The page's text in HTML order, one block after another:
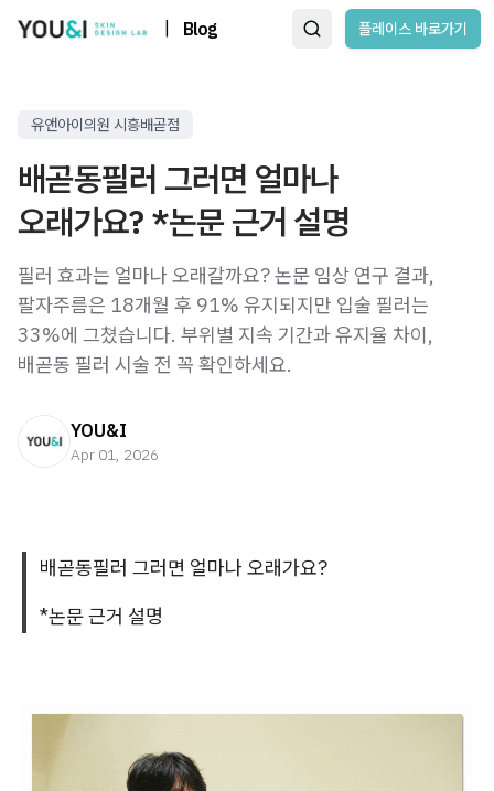
Blog 플레이스 바로가기
유앤아이의원 시흥배곧점
배곧동필러 그러면 얼마나
오래가요? *논문 근거 설명
필러 효과는 얼마나 오래갈까요? 논문 임상 연구 결과,
팔자주름은 18개월 후 91% 유지되지만 입술 필러는
33%에 그쳤습니다. 부위별 지속 기간과 유지율 차이,
배곧동 필러 시술 전 꼭 확인하세요.
YOU&I
Apr 01, 2026
배곧동필러 그러면 얼마나 오래가요?
*논문 근거 설명